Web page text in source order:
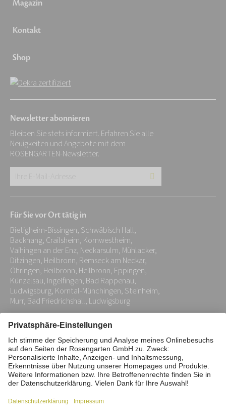
Magazin
Kontakt
Shop
Newsletter abonnieren
Bleiben Sie stets informiert. Erfahren Sie alle
Neuigkeiten und Angebote mit dem
ROSENGARTEN-Newsletter.
Adresse:
*
Für Sie vor Ort tätig in
Bietigheim-Bissingen, Schwäbisch Hall,
Backnang, Crailsheim, Kornwestheim,
Vaihingen an der Enz, Neckarsulm, Mühlacker,
Ditzingen, Heilbronn, Remseck am Neckar,
Öhringen, Heilbronn, Heilbronn, Eppingen,
Künzelsau, Ingelfingen, Bad Rappenau,
Ludwigsburg, Korntal-Münchingen, Steinheim,
Murr, Bad Friedrichshall, Ludwigsburg
Impressum Datenschutz
Stiftung
Interne Meldestelle
Zahlungsmittel
Barrierefreiheitserklärung
Vertrag widerrufen